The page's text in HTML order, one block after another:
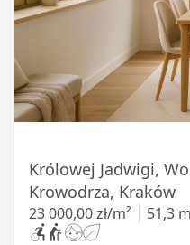
Królowej Jadwigi,
Krowodrza, Kraków
23 000,00 zł/m² 51,3